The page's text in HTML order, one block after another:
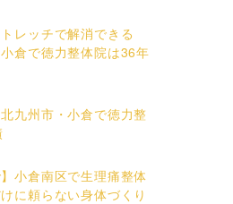
レッチで解消できる
倉で徳力整体院は36年
北九州市・小倉で徳力整
小倉南区で生理痛整体
に頼らない身体づくり